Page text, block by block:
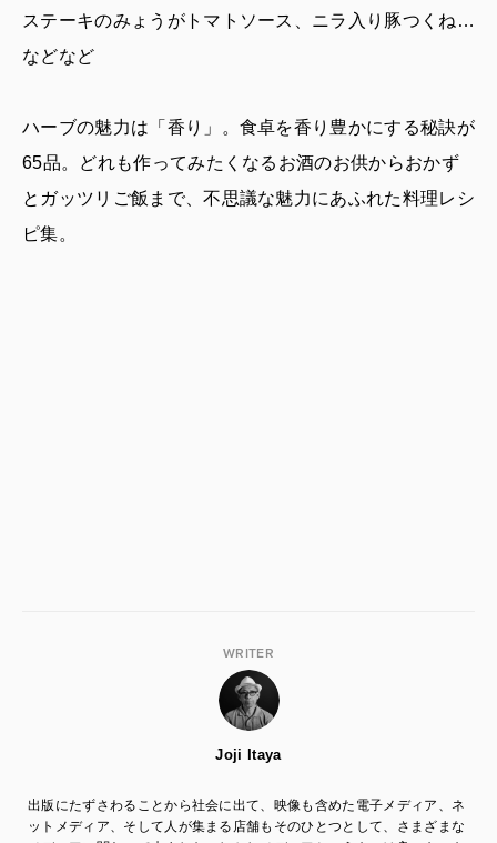
ステーキのみょうがトマトソース、ニラ入り豚つくね…
などなど
ハーブの魅力は「香り」。食卓を香り豊かにする秘訣が
65品。どれも作ってみたくなるお酒のお供からおかず
とガッツリご飯まで、不思議な魅力にあふれた料理レシ
ピ集。
WRITER
Joji Itaya
出版にたずさわることから社会に出て、映像も含めた電子メディア、ネ
ットメディア、そして人が集まる店舗もそのひとつとして、さまざまな